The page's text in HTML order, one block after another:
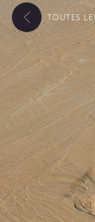
TOUTES